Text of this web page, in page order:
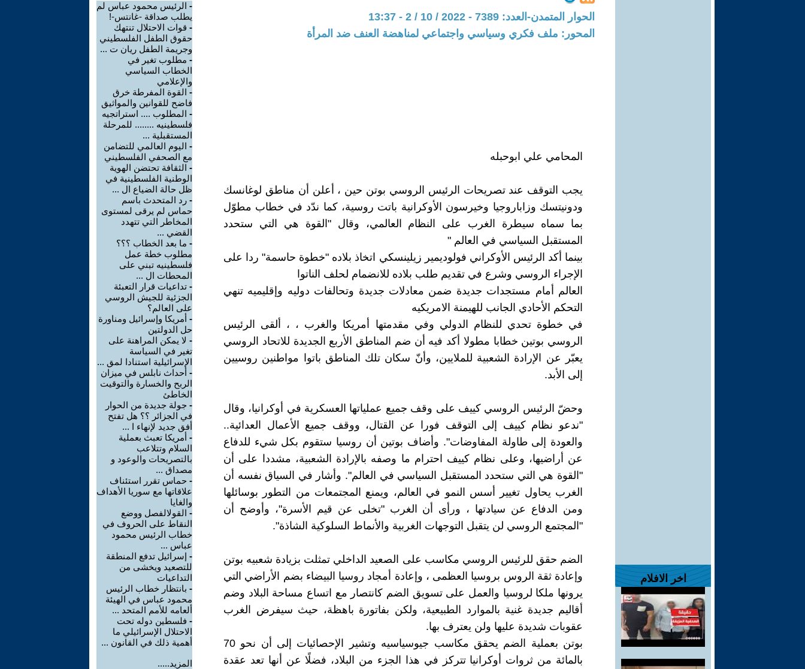
اخر الافلام
الحوار المتمدن-العدد: 7389 - 2022 / 10 / 2 - 13:37
المحور: ملف فكري وسياسي واجتماعي لمناهضة العنف ضد المرأة
المحامي علي ابوحبله
يجب التوقف عند تصريحات الرئيس الروسي بوتن حين ، أعلن أن مناطق لوغانسك
ودونيتسك وزاباروجيا وخيرسون الأوكرانية باتت روسية، كما ندّد في خطاب مطوّل
بما سماه سيطرة الغرب على النظام العالمي، وقال "القوة هي التي ستحدد
المستقبل السياسي في العالم "
بينما أكد الرئيس الأوكراني فولوديمير زيلينسكي اتخاذ بلاده "خطوة حاسمة" ردا على
الإجراء الروسي وشرع في تقديم طلب بلاده للانضمام لحلف الناتوا
العالم أمام مستجدات جديدة ضمن معادلات جديدة وتحالفات دوليه وإقليميه تنهي
التحكم الأحادي الجانب للهيمنة الامريكيه
في خطوة تحدي للنظام الدولي وفي مقدمتها أمريكا والغرب ، ، ألقى الرئيس
الروسي بوتين خطابا مطولا أكد فيه أن ضم المناطق الأربع الجديدة للاتحاد الروسي
يعبّر عن الإرادة الشعبية للملايين، وأنّ سكان تلك المناطق باتوا مواطنين روسيين
إلى الأبد.
وحضّ الرئيس الروسي كييف على وقف جميع عملياتها العسكرية في أوكرانيا، وقال
"ندعو نظام كييف إلى التوقف فورا عن القتال، ووقف جميع الأعمال العدائية..
والعودة إلى طاولة المفاوضات". وأضاف بوتين أن روسيا ستقوم بكل شيء للدفاع
عن أراضيها، وعلى نظام كييف احترام ما وصفه بالإرادة الشعبية، مشددا على أن
"القوة هي التي ستحدد المستقبل السياسي في العالم". وأشار في السياق نفسه أن
الغرب يحاول تغيير أسس النمو في العالم، ويمنع المجتمعات من التطور بوسائلها
ومن الدفاع عن سيادتها ، ورأى أن الغرب "تخلى عن قيم الأسرة"، وأوضح أن
"المجتمع الروسي لن يتقبل التوجهات الغربية والأنماط السلوكية الشاذة".
الضم حقق للرئيس الروسي مكاسب على الصعيد الداخلي تمثلت بزيادة شعبيه بوتن
وإعادة ثقة الروس بروسيا العظمى ، وإعادة أمجاد روسيا البيضاء بضم الأراضي التي
يرونها ملكا لروسيا والعمل على تسويق الضم كانتصار مع اتساع مساحة البلاد وضم
أقاليم جديدة غنية بالموارد الطبيعية، ولكن بفاتورة باهظة، حيث سيفرض الغرب
عقوبات شديدة عليها ولن يعترف بها.
بوتن بعملية الضم يحقق مكاسب جيوسياسيه وتشير الإحصائيات إلى أن نحو 70
بالمائة من ثروات أوكرانيا تتركز في هذا الجزء من البلاد، فضلًا عن أنها تعد عقدة
- الرئيس محمود عباس لم
يطلب صداقة -غانتس-!
- قوات الاحتلال تنتهك
حقوق الطفل الفلسطيني
وجريمة الطفل ريان ت ...
- مطلوب تغير في
الخطاب السياسي
والإعلامي
- القوة المفرطة خرق
فاضح للقوانين والمواثيق
- المطلوب .... استراتجيه
فلسطينيه ........ للمرحلة
المستقبلية ...
- اليوم العالمي للتضامن
مع الصحفي الفلسطيني
- الثقافة تحتضن الهوية
الوطنية الفلسطينية في
ظل حالة الضياع ال ...
- رد المتحدث باسم
حماس لم يرقى لمستوى
المخاطر التي تتهدد
القضي ...
- ما بعد الخطاب ؟؟؟
مطلوب خطة عمل
فلسطينيه تبني على
المحطات ال ...
- تداعيات قرار التعبئة
الجزئية للجيش الروسي
على العالم؟
- أمريكا وإسرائيل ومناورة
حل الدولتين
- لا يمكن المراهنة على
تغير في السياسة
الإسرائيلية استنادا لمق ...
- أحداث نابلس في ميزان
الربح والخسارة والتوقيت
الخاطئ
- جولة جديدة من الحوار
في الجزائر ؟؟ هل تفتح
أفق جديد لإنهاء ا ...
- أمريكا تعبث بعملية
السلام وتتلاعب
بالتصريحات والوعود و
مصداق ...
- حماس تقرر استئناف
علاقاتها مع سوريا الأهداف
والغايا
- القولالفصل ووضع
النقاط على الحروف في
خطاب الرئيس محمود
عباس ...
- إسرائيل تدفع المنطقة
للتصعيد ويخشى من
التداعيات
- بانتظار خطاب الرئيس
محمود عباس في الهيئة
ألعامه للأمم المتحد ...
- فلسطين دوله تحت
الاحتلال الإسرائيلي ما
أهمية ذلك في القانون ...
المزيد.....